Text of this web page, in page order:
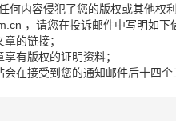
何内容侵犯了您的版权或其他权
，请您在投诉邮件中写明如下
的链接；
有版权的证明资料；
会在接受到您的通知邮件后十四个